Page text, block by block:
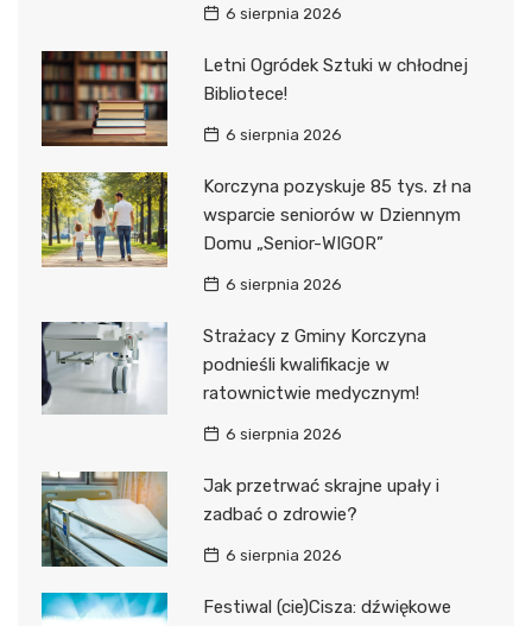
6 sierpnia 2026
Letni Ogródek Sztuki w chłodnej
Bibliotece!
6 sierpnia 2026
Korczyna pozyskuje 85 tys. zł na
wsparcie seniorów w Dziennym
Domu „Senior-WIGOR”
6 sierpnia 2026
Strażacy z Gminy Korczyna
podnieśli kwalifikacje w
ratownictwie medycznym!
6 sierpnia 2026
Jak przetrwać skrajne upały i
zadbać o zdrowie?
6 sierpnia 2026
Festiwal (cie)Cisza: dźwiękowe